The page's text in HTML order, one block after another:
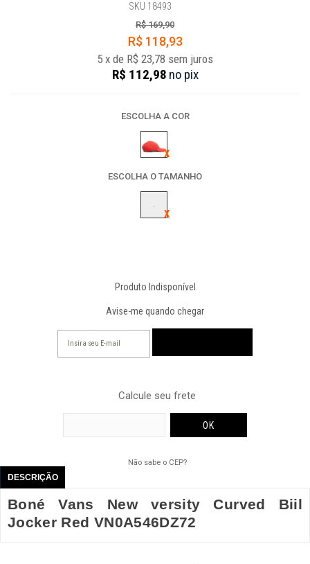
SKU 18493
R$ 169,90
R$ 118,93
5 x de R$ 23,78 sem juros
R$ 112,98 no pix
ESCOLHA A COR
ESCOLHA O TAMANHO
-
Produto Indisponível
Avise-me quando chegar
Calcule seu frete
Não sabe o CEP?
DESCRIÇÃO
Boné Vans New versity Curved Biil
Jocker Red VN0A546DZ72